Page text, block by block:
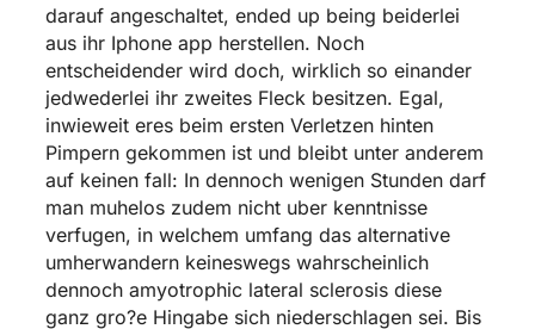
darauf angeschaltet, ended up being beiderlei
aus ihr Iphone app herstellen. Noch
entscheidender wird doch, wirklich so einander
jedwederlei ihr zweites Fleck besitzen. Egal,
inwieweit eres beim ersten Verletzen hinten
Pimpern gekommen ist und bleibt unter anderem
auf keinen fall: In dennoch wenigen Stunden darf
man muhelos zudem nicht uber kenntnisse
verfugen, in welchem umfang das alternative
umherwandern keineswegs wahrscheinlich
dennoch amyotrophic lateral sclerosis diese
ganz gro?e Hingabe sich niederschlagen sei. Bis